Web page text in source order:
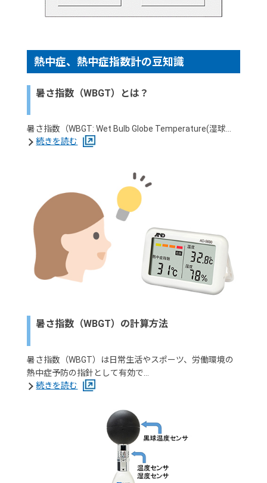
熱中症、熱中症指数計の豆知識
暑さ指数（WBGT）とは？
暑さ指数（WBGT: Wet Bulb Globe Temperature(湿球…
続きを読む
暑さ指数（WBGT）の計算方法
暑さ指数（WBGT）は日常生活やスポーツ、労働環境の
熱中症予防の指針として有効で…
続きを読む